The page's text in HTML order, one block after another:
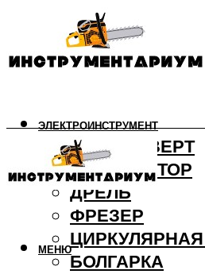
ЭЛЕКТРОИНСТРУМЕНТ
ШУРУПОВЕРТ
ПЕРФОРАТОР
ДРЕЛЬ
ФРЕЗЕР
БОЛГАРКА
МЕНЮ